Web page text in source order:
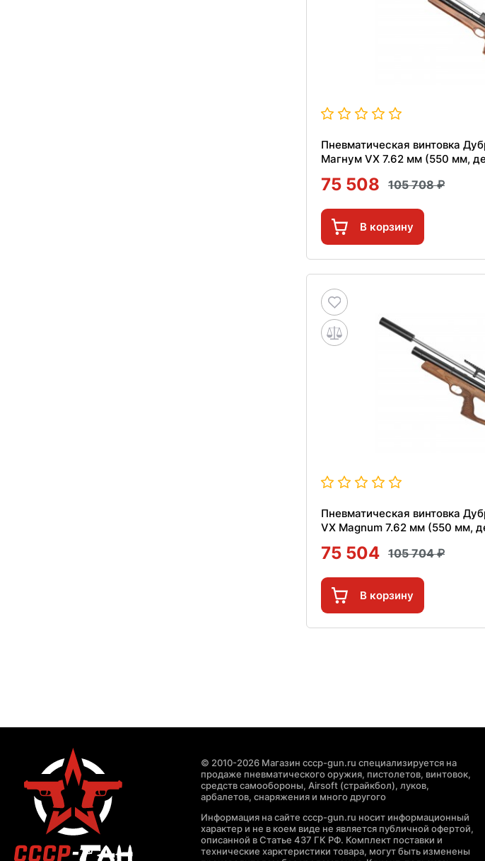
Пневматическая винтовка
Магнум VX 7.62 мм (550 мм,
75 508 105 708
В корзину
Пневматическая винтовка
VX Magnum 7.62 мм (550 мм,
75 504 105 704
В корзину
© 2010-2026 Магазин cccp-gun.ru специализируется на
продаже пневматического оружия, пистолетов, винтовок,
средств самообороны, Airsoft (страйкбол), луков,
арбалетов, снаряжения и много другого
Информация на сайте cccp-gun.ru носит информационный
характер и не в коем виде не является публичной офертой,
описанной в Статье 437 ГК РФ. Комплект поставки и
технические харктеристики товара, могут быть изменены